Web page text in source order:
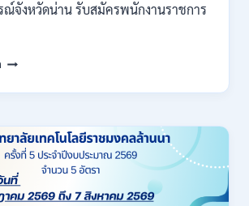
ภาค
กพ.
สมัคร
17
–
28
สิงหาคม
2569
ณ์จังหวัดน่าน รับสมัครพนักงานราชการ
สำนักงาน
จังหวัด
กรม
ส่ง
เสริม
สหกรณ์
เปิด